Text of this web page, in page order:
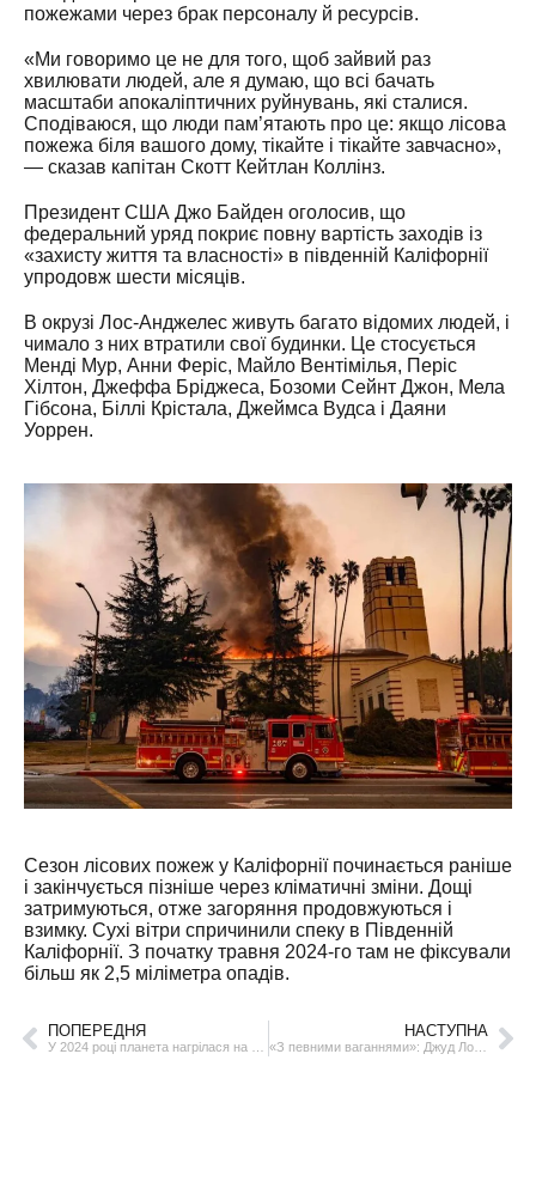
пожежами через брак персоналу й ресурсів.
«Ми говоримо це не для того, щоб зайвий раз
хвилювати людей, але я думаю, що всі бачать
масштаби апокаліптичних руйнувань, які сталися.
Сподіваюся, що люди пам’ятають про це: якщо лісова
пожежа біля вашого дому, тікайте і тікайте завчасно»,
— сказав капітан Скотт Кейтлан Коллінз.
Президент США Джо Байден оголосив, що
федеральний уряд покриє повну вартість заходів із
«захисту життя та власності» в південній Каліфорнії
упродовж шести місяців.
В окрузі Лос-Анджелес живуть багато відомих людей, і
чимало з них втратили свої будинки. Це стосується
Менді Мур, Анни Феріс, Майло Вентімілья, Періс
Хілтон, Джеффа Бріджеса, Бозоми Сейнт Джон, Мела
Гібсона, Біллі Крістала, Джеймса Вудса і Даяни
Уоррен.
Сезон лісових пожеж у Каліфорнії починається раніше
і закінчується пізніше через кліматичні зміни. Дощі
затримуються, отже загоряння продовжуються і
взимку. Сухі вітри спричинили спеку в Південній
Каліфорнії. З початку травня 2024-го там не фіксували
більш як 2,5 міліметра опадів.
ПОПЕРЕДНЯ НАСТУПНА
«З певними ваганнями»: Джуд Лоу зіграє Путіна